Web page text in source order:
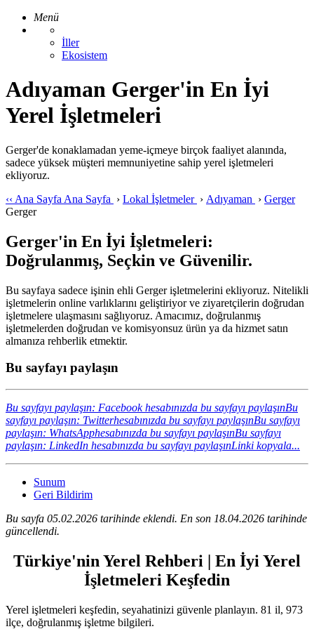
Menü
İller
Ekosistem
Adıyaman Gerger'in En İyi
Yerel İşletmeleri
Gerger'de konaklamadan yeme-içmeye birçok faaliyet alanında,
sadece yüksek müşteri memnuniyetine sahip yerel işletmeleri
ekliyoruz.
‹‹ Ana Sayfa Ana Sayfa › Lokal İşletmeler › Adıyaman › Gerger
Gerger
Gerger'in En İyi İşletmeleri:
Doğrulanmış, Seçkin ve Güvenilir.
Bu sayfaya sadece işinin ehli Gerger işletmelerini ekliyoruz. Nitelikli
işletmelerin online varlıklarını geliştiriyor ve ziyaretçilerin doğrudan
işletmelere ulaşmasını sağlıyoruz. Amacımız, doğrulanmış
işletmelerden doğrudan ve komisyonsuz ürün ya da hizmet satın
almanıza rehberlik etmektir.
Bu sayfayı paylaşın
Bu sayfayı paylaşın: Facebook hesabınızda bu sayfayı paylaşınBu
sayfayı paylaşın: Twitterhesabınızda bu sayfayı paylaşınBu sayfayı
paylaşın: WhatsApphesabınızda bu sayfayı paylaşınBu sayfayı
paylaşın: LinkedIn hesabınızda bu sayfayı paylaşınLinki kopyala...
Sunum
Geri Bildirim
Bu sayfa 05.02.2026 tarihinde eklendi. En son 18.04.2026 tarihinde
güncellendi.
Türkiye'nin Yerel Rehberi | En İyi Yerel
İşletmeleri Keşfedin
Yerel işletmeleri keşfedin, seyahatinizi güvenle planlayın. 81 il, 973
ilçe, doğrulanmış işletme bilgileri.